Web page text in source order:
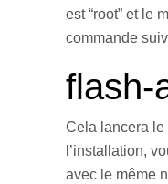
est “root” et le
commande
flash-
Cela lancera le
l’installation,
avec le même